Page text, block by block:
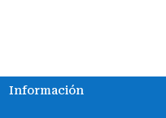
Información